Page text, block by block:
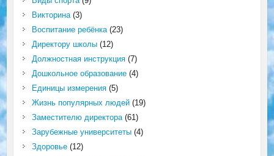
Викторина(3)
Воспитание ребёнка(23)
Директору школы(12)
Должностная инструкция(7)
Дошкольное образование(4)
Единицы измерения(5)
Жизнь популярных людей(19)
Заместителю директора(61)
Зарубежные университеты(4)
Здоровье(12)